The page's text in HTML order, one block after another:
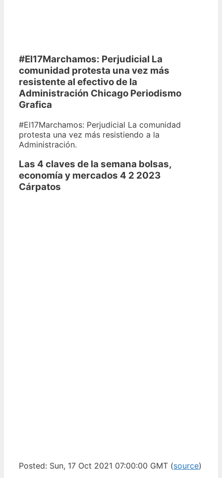
#El17Marchamos: Perjudicial La
comunidad protesta una vez más
resistente al efectivo de la
Administración Chicago Periodismo
Grafica
#El17Marchamos: Perjudicial La comunidad
protesta una vez más resistiendo a la
Administración.
Las 4 claves de la semana bolsas,
economía y mercados 4 2 2023
Cárpatos
Posted: Sun, 17 Oct 2021 07:00:00 GMT (source)